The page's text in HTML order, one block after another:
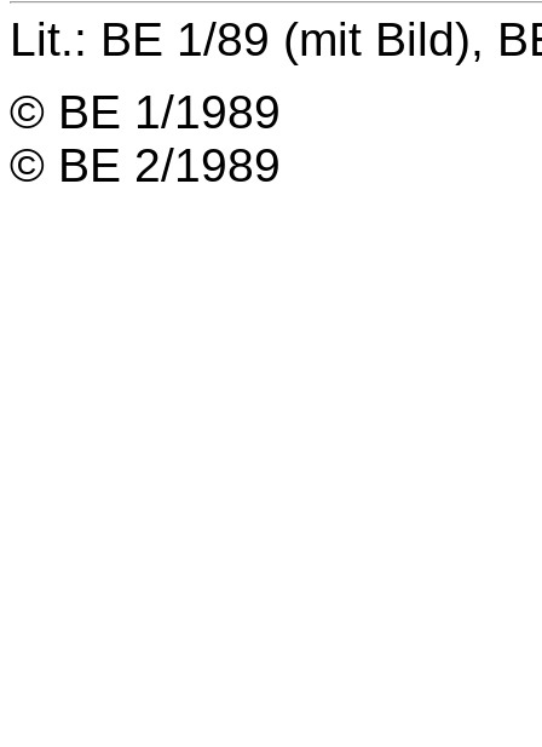
Lit.: BE 1/89 (mit Bild),
© BE 1/1989
© BE 2/1989